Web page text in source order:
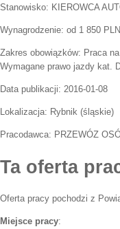
Stanowisko: KIEROWCA
Wynagrodzenie: od 1 850 PLN
Zakres obowiązków: Praca
Wymagane prawo jazdy kat.
Data publikacji: 2016-01-08
Lokalizacja: Rybnik (śląskie)
Pracodawca: PRZEWÓZ
Ta oferta
Oferta pracy pochodzi z
Miejsce pracy: